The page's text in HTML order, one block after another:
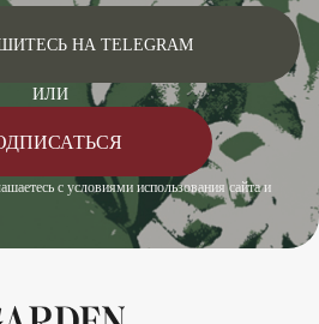
с условиями использования сайта и
НА TELEGRAM
ИЛИ